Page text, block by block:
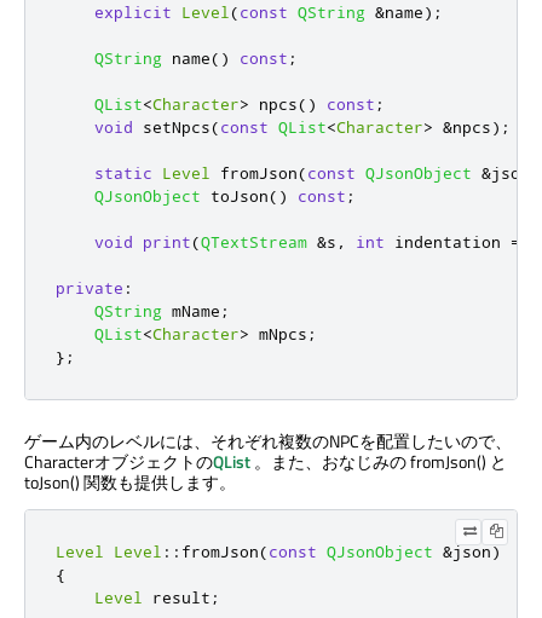
explicit
Level (const QString &name);
QString name() const ;
QList<Character> npcs() const ;
void setNpcs(const QList<Character> &npcs);
static Level fromJson(const QJsonObject &json
QJsonObject toJson() const ;
void print(QTextStream &s , int indentation =
private :
QString mName ;
QList<Character> mNpcs ;
};
ゲーム内のレベルには、それぞれ複数のNPCを配置したいので、
CharacterオブジェクトのQList。また、おなじみの fromJson() と
toJson() 関数も提供します。
Level Level :: fromJson(const QJsonObject &json)
{
Level
result ;